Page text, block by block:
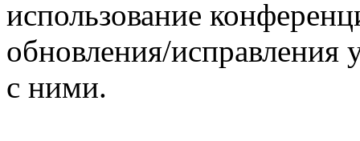
использование
обновления/исправления
с ними.